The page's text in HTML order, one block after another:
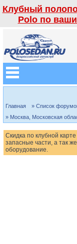
Клубный
Polo по
Главная » Список
» Москва, Московская
Скидка по клубной
запасные части, а так
оборудование.